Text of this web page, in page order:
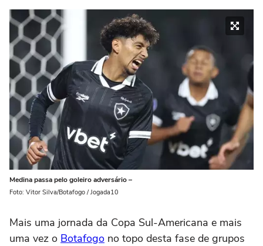
Medina passa pelo goleiro adversário –
Foto: Vitor Silva/Botafogo / Jogada10
Mais uma jornada da Copa Sul-Americana e mais
uma vez o Botafogo no topo desta fase de grupos